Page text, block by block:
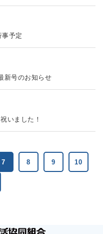
事予定
新号のお知らせ
いました！
7 8 9 10